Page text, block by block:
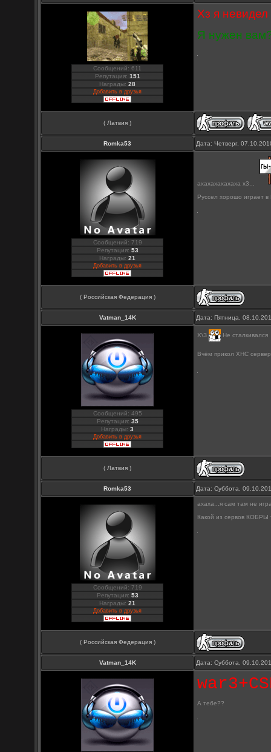
Сообщений: 611
Репутация: 151
Награды:28
Добавить в друзья
Хз я невидел
Я нужен
( Латвия )
Romka53 Дата: Четверг,
Сообщений: 719
Репутация: 53
Награды:21
Добавить в друзья
ахахахахахаха х3...
Руссел хорошо играет
( Российская Федерация )
Vatman_14K Дата: Пятница,
Сообщений: 495
Репутация: 35
Награды:3
Добавить в друзья
Х\З Не сталкивался
Вчём прикол ХНС
( Латвия )
Romka53 Дата: Суббота,
Сообщений: 719
Репутация: 53
Награды:21
Добавить в друзья
ахаха...я сам там не
Какой из сервов КОБРЫ
( Российская Федерация )
Vatman_14K Дата: Суббота,
А тебе??